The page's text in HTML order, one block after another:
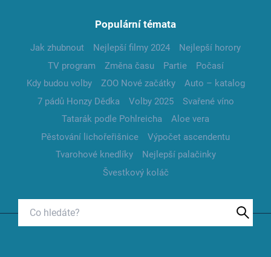
Populární témata
Jak zhubnout Nejlepší filmy 2024
Nejlepší horory
TV program
Změna času Partie
Počasí
Kdy budou volby
ZOO Nové začátky
Auto – katalog
7 pádů Honzy Dědka
Volby 2025
Svařené víno
Tatarák podle Pohlreicha
Aloe vera
Pěstování lichořeřišnice
Výpočet ascendentu
Tvarohové knedlíky
Nejlepší palačinky
Švestkový koláč